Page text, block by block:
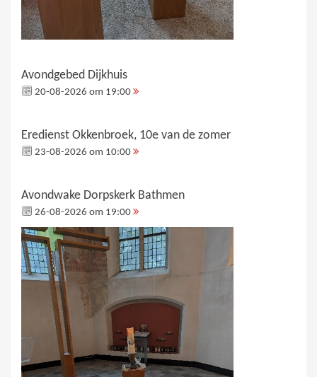
Avondgebed Dijkhuis
20-08-2026 om 19:00
Eredienst Okkenbroek, 10e van de zomer
23-08-2026 om 10:00
Avondwake Dorpskerk Bathmen
26-08-2026 om 19:00